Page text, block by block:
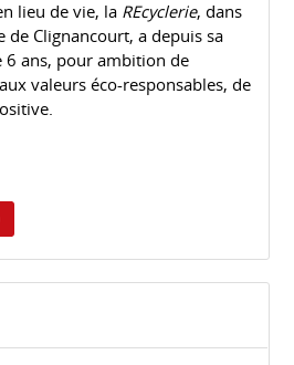
lieu de vie, la REcyclerie, dans
de Clignancourt, a depuis sa
6 ans, pour ambition de
valeurs éco-responsables, de